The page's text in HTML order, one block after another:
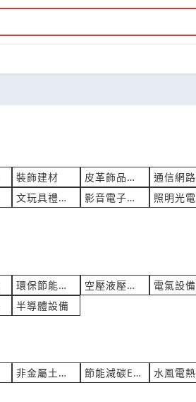
裝飾建材 皮革飾品配件
文玩具禮工藝 影音電子家電
照明光電
環保節能設備 空壓液壓設備
電氣設備
半導體設備
非金屬土石礦 節能減碳ESG